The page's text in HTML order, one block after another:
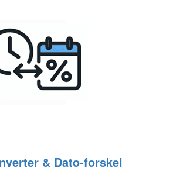
& Dato‑forskel